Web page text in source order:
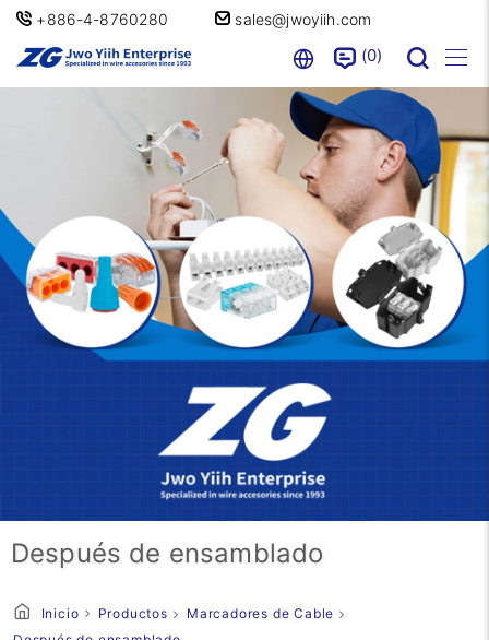
+886-4-8760280 sales@jwoyiih.com
0
Después de ensamblado
Inicio Productos
Marcadores de Cable